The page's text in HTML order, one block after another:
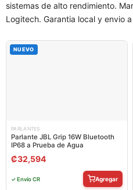
sistemas de alto rendimiento.
Logitech. Garantia local y envio
NUEVO
PARLANTES
Parlante JBL Grip 16W Bluetooth
IP68 a Prueba de Agua
₡32,594
✓ Envío CR Agregar